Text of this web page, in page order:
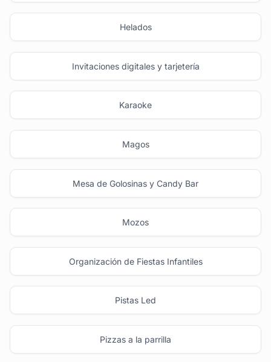
Helados
Invitaciones digitales y tarjetería
Karaoke
Magos
Mesa de Golosinas y Candy Bar
Mozos
Organización de Fiestas Infantiles
Pistas Led
Pizzas a la parrilla